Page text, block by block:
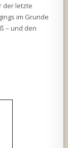
der letzte
im Grunde
– und den